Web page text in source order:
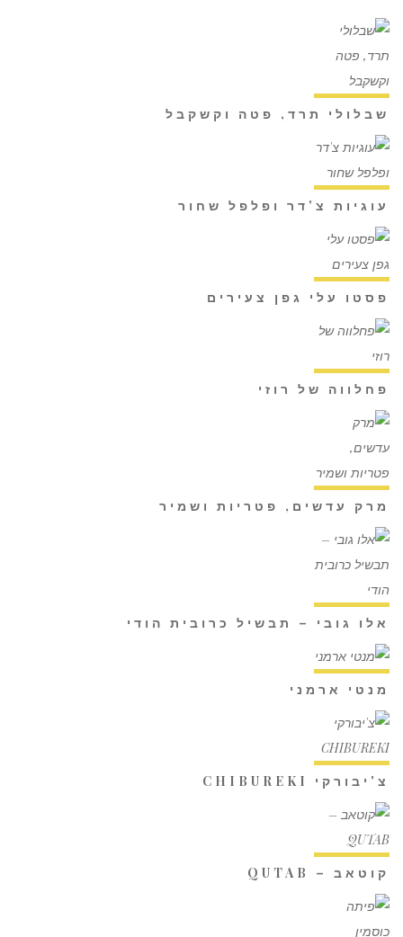
שבלולי תרד, פטה וקשקבל
עוגיות צ'דר ופלפל שחור
פסטו עלי גפן צעירים
פחלווה של רוזי
מרק עדשים, פטריות ושמיר
אלו גובי – תבשיל כרובית הודי
מנטי ארמני
צ'יבורקי CHIBUREKI
קוטאב – QUTAB